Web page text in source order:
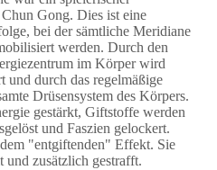
Gong. Dies ist eine
bei der sämtliche Meridiane
werden. Durch den
im Körper wird
und durch das regelmäßige
Drüsensystem des Körpers.
gestärkt, Giftstoffe werden
und Faszien gelockert.
"entgiftenden" Effekt. Sie
zusätzlich gestrafft.